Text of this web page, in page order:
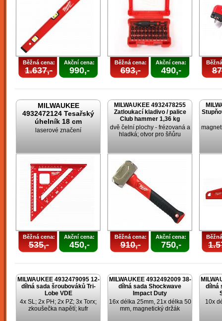
Běžná cena:
1.637,-
Akční cena:
990,-
Běžná cena:
693,-
Akční cena:
490,-
MILWAUKEE
4932472124 Tesařský
úhelník 18 cm
laserové značení
Běžná cena:
535,-
Akční cena:
450,-
MILWAUKEE 4932478255
Zatloukací kladivo / palice
Club hammer 1,36 kg
dvě čelní plochy - frézovaná a
hladká; otvor pro šňůru
Běžná cena:
910,-
Akční cena:
750,-
MILWAUKEE 4932479095 12-
dílná sada šroubováků Tri-
Lobe VDE
4x SL; 2x PH; 2x PZ; 3x Torx;
zkoušečka napětí; kufr
MILWAUKEE 4932492009 38-
dílná sada Shockwave
Impact Duty
16x délka 25mm, 21x délka 50
mm, magnetický držák
dílná
10x